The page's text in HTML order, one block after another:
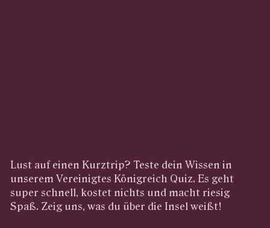
Lust auf einen Kurztrip? Teste dein Wissen in
unserem Vereinigtes Königreich Quiz. Es geht
super schnell, kostet nichts und macht riesig
Spaß. Zeig uns, was du über die Insel weißt!